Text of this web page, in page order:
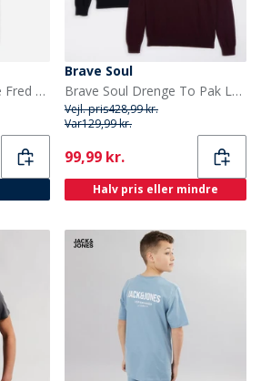
ONLY & SONS Drenge Fred Liv T Shirt Navy Blazer
Brave Soul
Brave Soul Drenge To Pak Langærmet Poloshirts Multi
Vejl. pris428,99 kr.
Var129,99 kr.
Current
99,99 kr.
Halv pris eller mindre